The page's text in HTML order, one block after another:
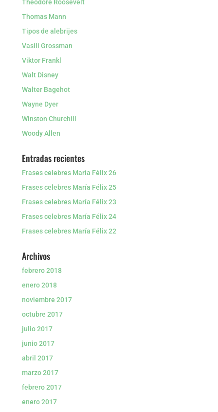
Theodore Roosevelt
Thomas Mann
Tipos de alebrijes
Vasili Grossman
Viktor Frankl
Walt Disney
Walter Bagehot
Wayne Dyer
Winston Churchill
Woody Allen
Entradas recientes
Frases celebres María Félix 26
Frases celebres María Félix 25
Frases celebres María Félix 23
Frases celebres María Félix 24
Frases celebres María Félix 22
Archivos
febrero 2018
enero 2018
noviembre 2017
octubre 2017
julio 2017
junio 2017
abril 2017
marzo 2017
febrero 2017
enero 2017